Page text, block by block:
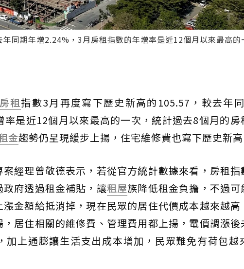
同期年增2.24%，3月房租指數的年增率是近12個月以來最高的
房租指數3月再度寫下歷史新高的105.57，較去年
是近12個月以來最高的一次，統計過去8個月的房
金趨勢仍呈現緩步上揚，住宅維修費也寫下歷史新高
經理曾敬德表示，若從官方統計數據來看，房租指
府透過租金補貼，讓租屋族降低租金負擔，不過
金額給抵消掉，現在民眾的居住代價成本越來越高
居住相關的維修費、管理費用都上揚，電價調漲後
加上通膨讓生活支出成本增加，民眾難免有荷包越